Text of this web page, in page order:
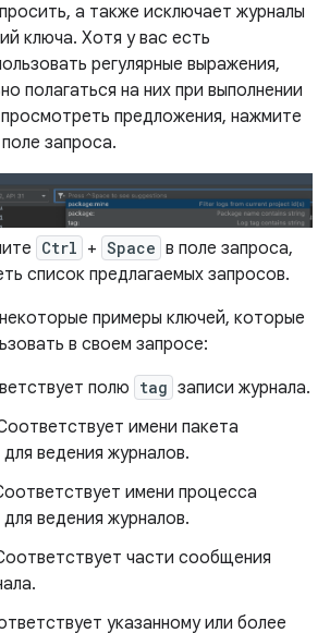
а также исключает журналы
ключа. Хотя у вас есть
регулярные выражения,
полагаться на них при выполнении
предложения, нажмите
запроса.
Ctrl + Space в поле запроса,
список предлагаемых запросов.
примеры ключей, которые
в своем запросе:
полю tag записи журнала.
имени пакета
ведения журналов.
имени процесса
ведения журналов.
части сообщения
указанному или более